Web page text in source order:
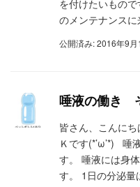
を付けたいもの
のメンテナンス
公開済み: 2016年9月
唾液の働き
皆さん、こんに
Ｋです(*’ω’*) 唾
す。 唾液には身
す。 1日の分泌